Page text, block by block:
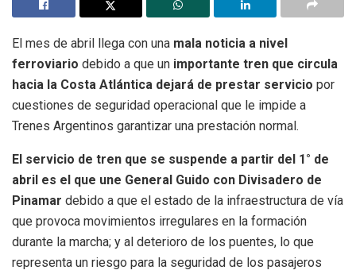
El mes de abril llega con una mala noticia a nivel
ferroviario debido a que un importante tren que circula
hacia la Costa Atlántica dejará de prestar servicio por
cuestiones de seguridad operacional que le impide a
Trenes Argentinos garantizar una prestación normal.
El servicio de tren que se suspende a partir del 1° de
abril es el que une General Guido con Divisadero de
Pinamar debido a que el estado de la infraestructura de vía
que provoca movimientos irregulares en la formación
durante la marcha; y al deterioro de los puentes, lo que
representa un riesgo para la seguridad de los pasajeros